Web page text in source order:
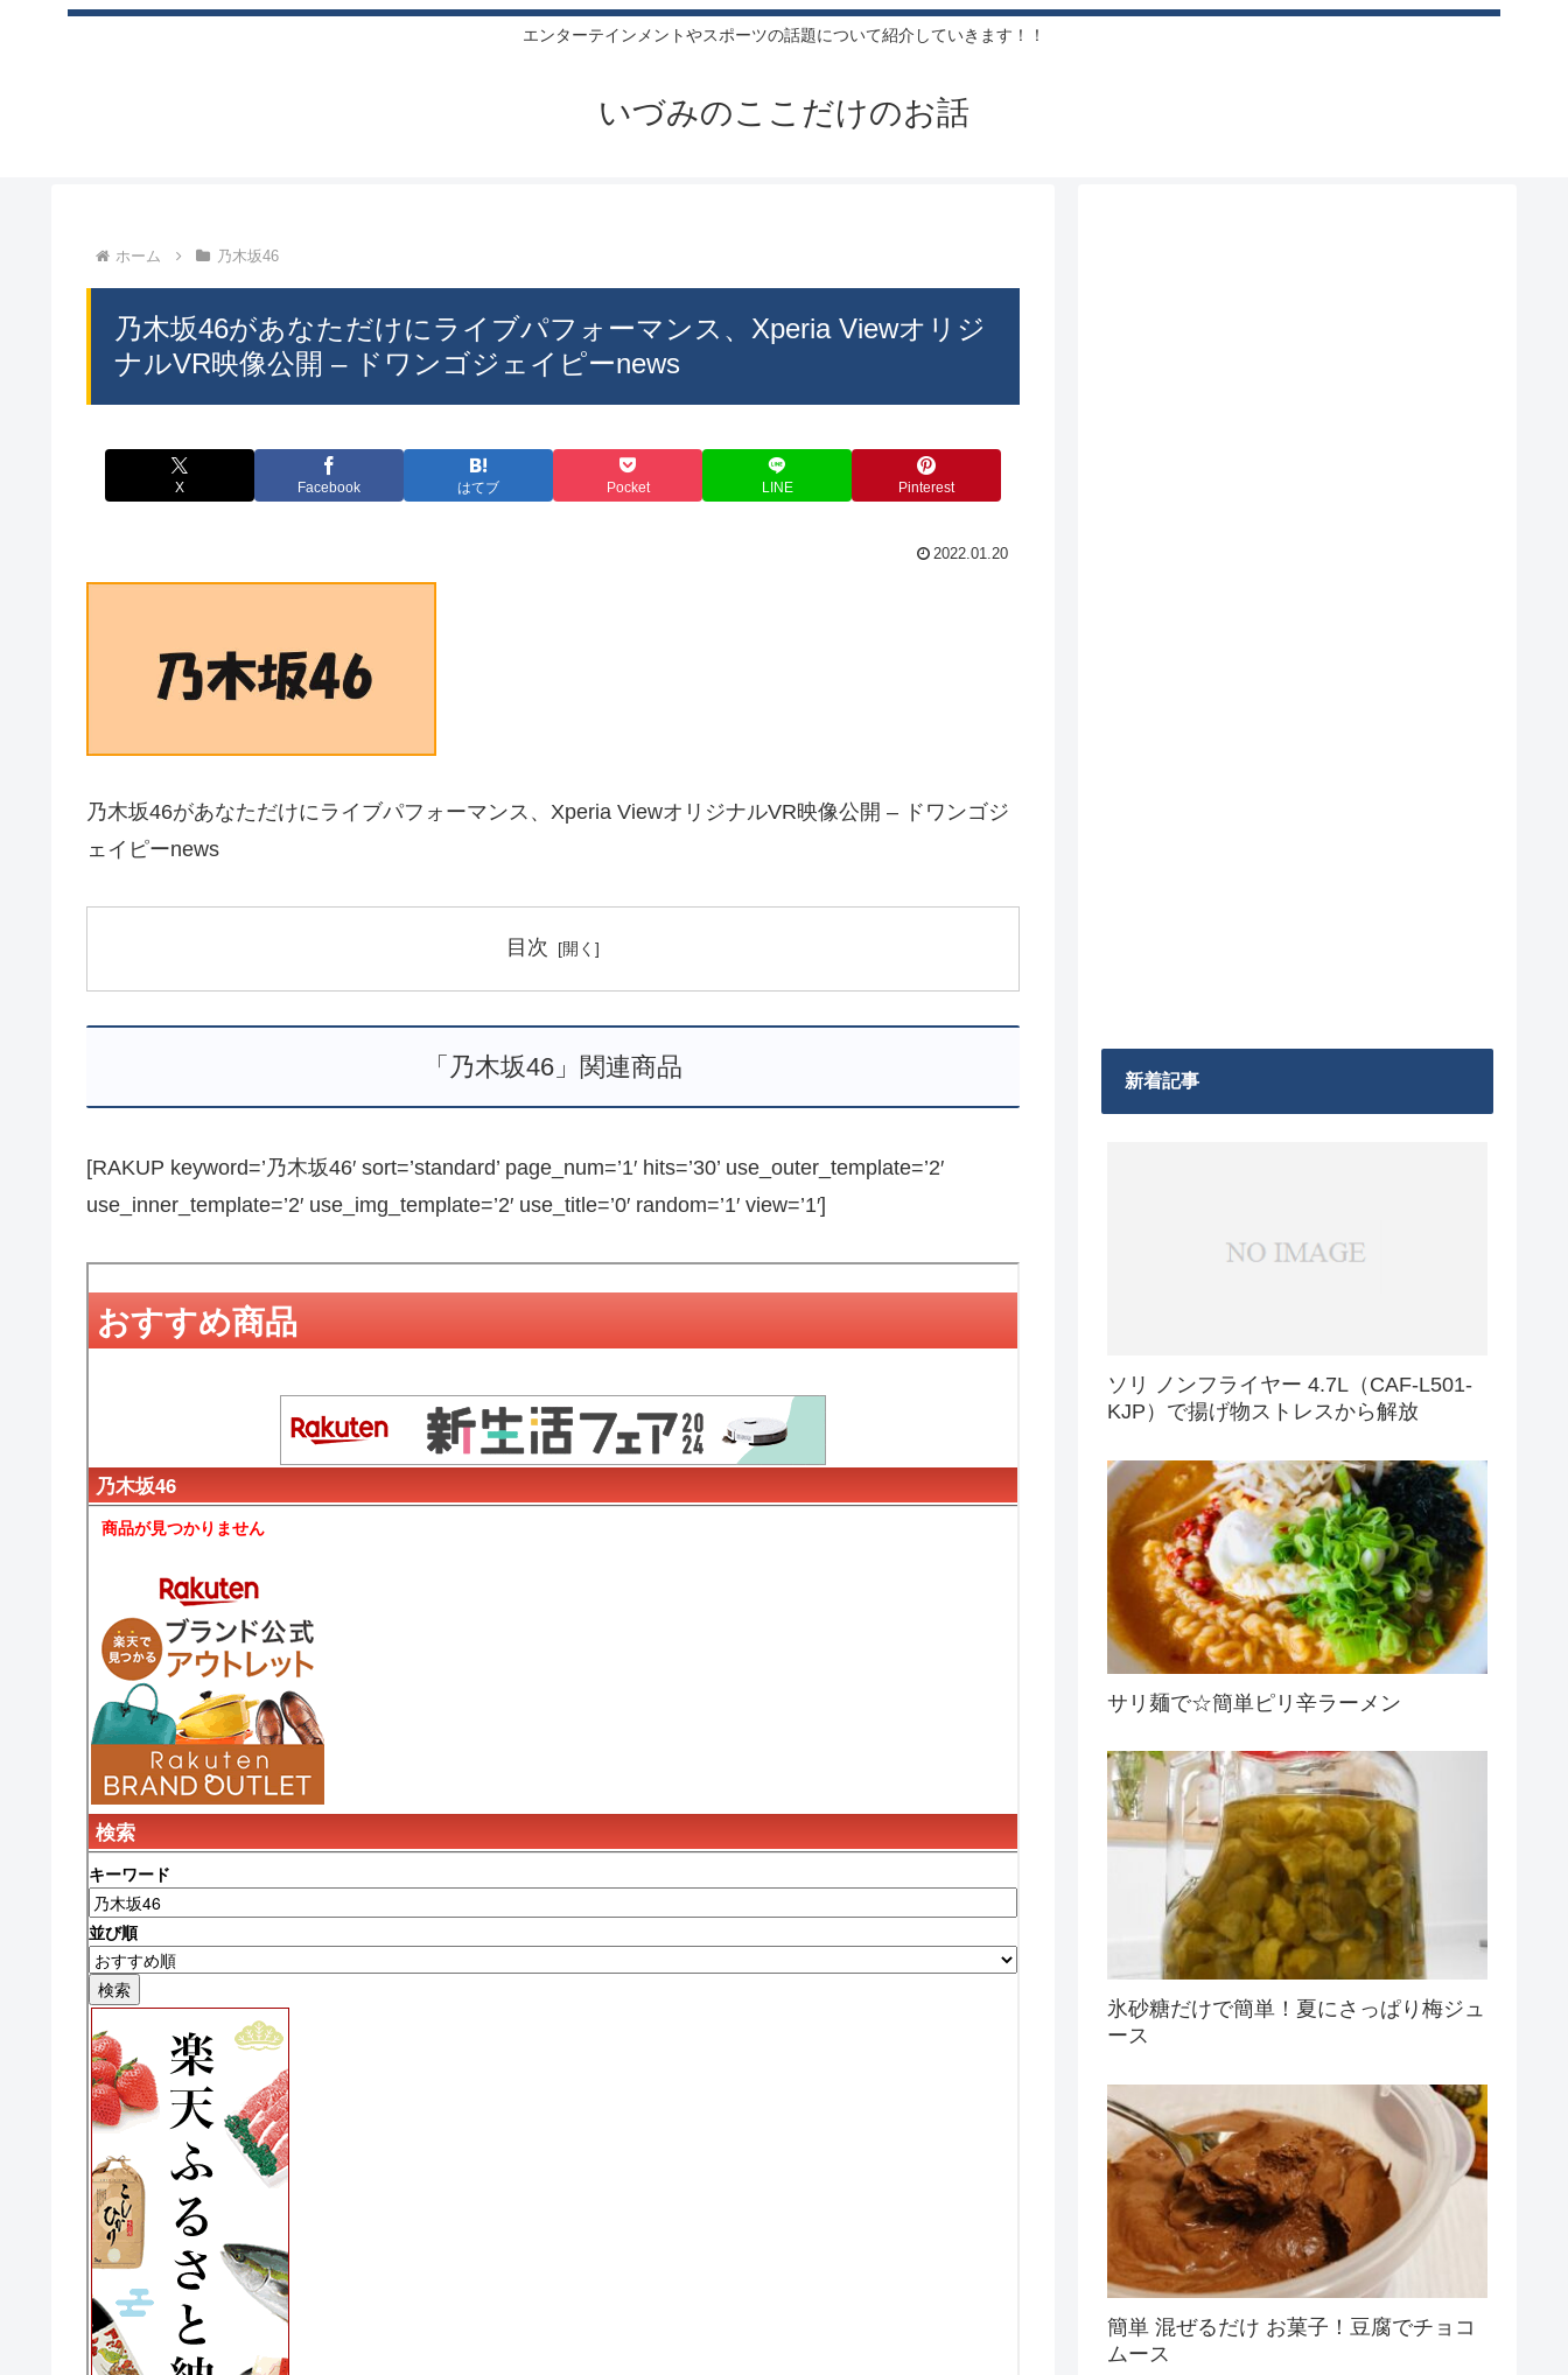
エンターテインメントやスポーツの話題について紹介していきます！！
いづみのここだけのお話
ホーム 乃木坂46
乃木坂46があなただけにライブパフォーマンス、Xperia Viewオリジ
ナルVR映像公開 – ドワンゴジェイピーnews
X Facebook はてブ Pocket LINE Pinterest
2022.01.20
乃木坂46があなただけにライブパフォーマンス、Xperia ViewオリジナルVR映像公開 – ドワンゴジ
ェイピーnews
目次
「乃木坂46」関連商品
[RAKUP keyword=’乃木坂46′ sort=’standard’ page_num=’1′ hits=’30’ use_outer_template=’2′
use_inner_template=’2′ use_img_template=’2′ use_title=’0′ random=’1′ view=’1′]
新着記事
ソリ ノンフライヤー 4.7L（CAF-L501-
KJP）で揚げ物ストレスから解放
サリ麺で☆簡単ピリ辛ラーメン
氷砂糖だけで簡単！夏にさっぱり梅ジュ
ース
簡単 混ぜるだけ お菓子！豆腐でチョコ
ムース